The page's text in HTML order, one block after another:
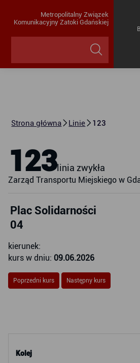
Metropolitalny Związek
Komunikacyjny Zatoki Gdańskiej
Strona główna Linie 123
Kolej
123linia zwykła
Zarząd Transportu Miejskiego w
Plac Solidarności
04
kierunek:
kurs w dniu: 09.06.2026
Poprzedni kurs Następny kurs